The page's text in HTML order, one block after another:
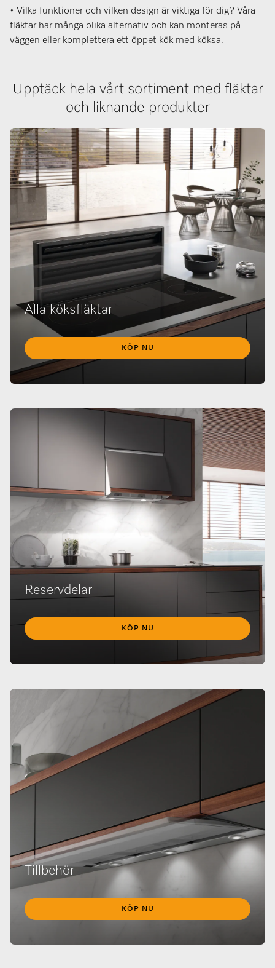
• Vilka funktioner och vilken design är viktiga för dig? Våra
fläktar har många olika alternativ och kan monteras på
väggen eller komplettera ett öppet kök med köksa.
Upptäck hela vårt sortiment med fläktar
och liknande produkter
​Alla köksfläktar
KÖP NU
Reservdelar
KÖP NU
Tillbehör
KÖP NU